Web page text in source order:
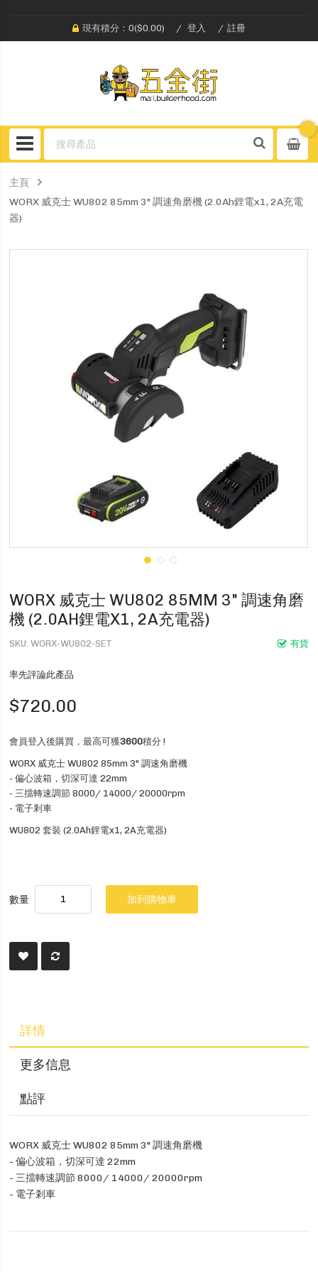
現有積分：0($0.00) 登入 註冊
主頁
WORX 威克士 WU802 85mm 3" 調速角磨機 (2.0Ah鋰電x1, 2A充電
器)
WORX 威克士 WU802 85MM 3" 調速角磨
機 (2.0AH鋰電X1, 2A充電器)
有貨
SKU WORX-WU802-SET
率先評論此產品
$720.00
會員登入後購買，最高可獲3600積分 !
WORX 威克士 WU802 85mm 3" 調速角磨機
- 偏心波箱，切深可達 22mm
- 三擋轉速調節 8000/ 14000/ 20000rpm
- 電子剎車
WU802 套裝 (2.0Ah鋰電x1, 2A充電器)
數量 加到購物車
詳情
更多信息
點評
WORX 威克士 WU802 85mm 3" 調速角磨機
- 偏心波箱，切深可達 22mm
- 三擋轉速調節 8000/ 14000/ 20000rpm
- 電子剎車